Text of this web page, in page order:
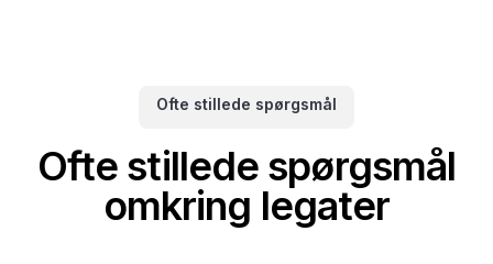
Ofte stillede spørgsmål
Ofte stillede spørgsmål
omkring legater